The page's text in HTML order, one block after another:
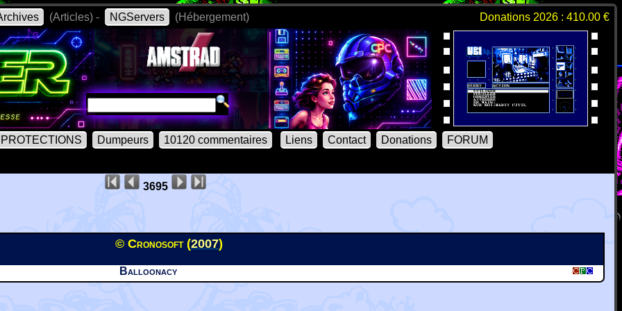
(Articles) - NGServers (Hébergement) Donations 2026 : 410.00 €
PROTECTIONS Dumpeurs 10120 commentaires Liens Contact Donations FORUM
3695
© Cronosoft (2007)
Balloonacy